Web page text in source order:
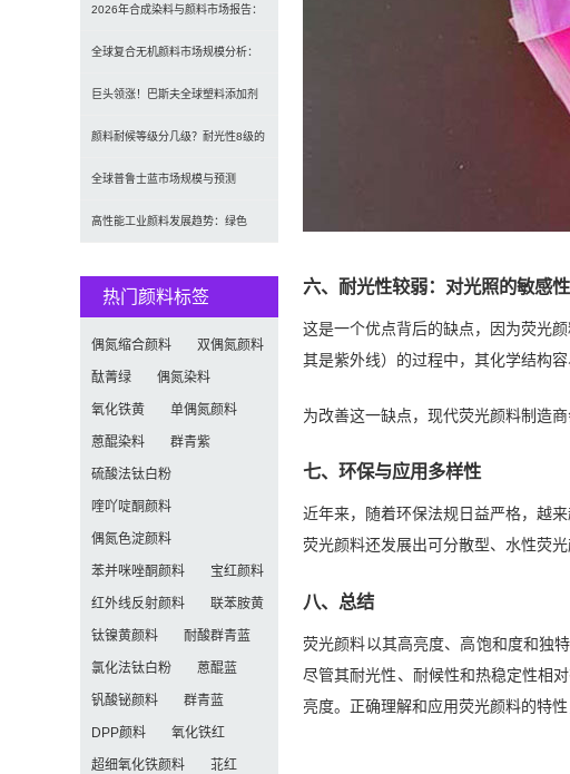
六、耐光性较弱：对光照的敏感性
这是一个优点背后的缺点，因为荧光
其是紫外线）的过程中，其化学结构
为改善这一缺点，现代荧光颜料制造
七、环保与应用多样性
近年来，随着环保法规日益严格，越
荧光颜料还发展出可分散型、水性荧
八、总结
荧光颜料以其高亮度、高饱和度和独
尽管其耐光性、耐候性和热稳定性相
亮度。正确理解和应用荧光颜料的特
大应用
望：全球规模将达41亿美元，建筑
行业领跑
2026年合成染料与颜料市场报告：
规模、趋势及2030年增长预测
（CAGR 7.1%）
全球复合无机颜料市场规模分析：
2035年达5.39亿美元，建筑与涂料
需求推动增长
巨头领涨！巴斯夫全球塑料添加剂
涨价20% 原材料成本推高行业价格
颜料耐候等级分几级？耐光性8级的
定义及耐候性测试标准解析
全球普鲁士蓝市场规模与预测
（2026-2034）：按类型、形式、
高性能工业颜料发展趋势：绿色
热门颜料标签
偶氮缩合颜料 双偶氮颜料
酞菁绿 偶氮染料
氧化铁黄 单偶氮颜料
蒽醌染料 群青紫
硫酸法钛白粉
喹吖啶酮颜料
偶氮色淀颜料
苯并咪唑酮颜料 宝红颜料
红外线反射颜料 联苯胺黄
钛镍黄颜料 耐酸群青蓝
氯化法钛白粉 蒽醌蓝
钒酸铋颜料 群青蓝
DPP颜料 氧化铁红
超细氧化铁颜料 苝红